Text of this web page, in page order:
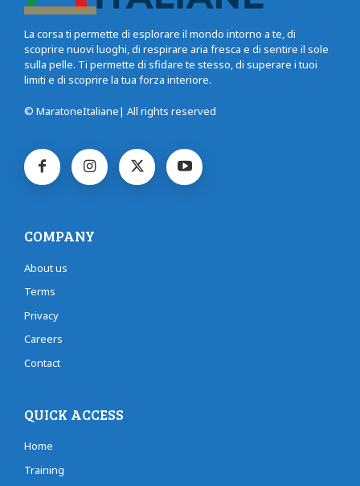
La corsa ti permette di esplorare il mondo intorno a te, di
scoprire nuovi luoghi, di respirare aria fresca e di sentire il sole
sulla pelle. Ti permette di sfidare te stesso, di superare i tuoi
limiti e di scoprire la tua forza interiore.
© MaratoneItaliane| All rights reserved
COMPANY
About us
Terms
Privacy
Careers
Contact
QUICK ACCESS
Home
Training